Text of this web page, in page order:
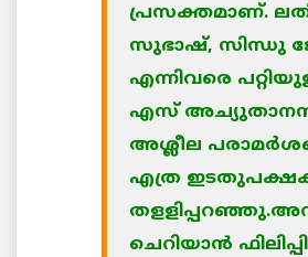
പ്രസക്തമാണ്.
സുഭാഷ്, സിന്ധു
എന്നിവരെ
എസ്
അശ്ലീല
എത്ര
ചെറിയാന്‍